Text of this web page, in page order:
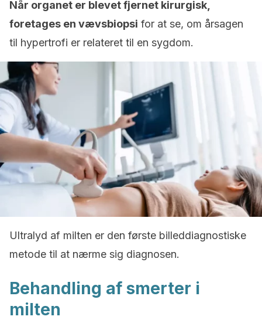
Når organet er blevet fjernet kirurgisk,
foretages en vævsbiopsi for at se, om årsagen
til hypertrofi er relateret til en sygdom.
Ultralyd af milten er den første billeddiagnostiske
metode til at nærme sig diagnosen.
Behandling af smerter i
milten